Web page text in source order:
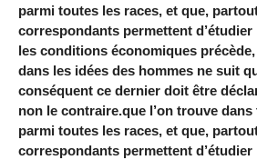
parmi toutes les races, et que,
correspondants permettent
les conditions économiques
dans les idées des hommes ne suit
conséquent ce dernier doit être
non le contraire.que l’on trouve
parmi toutes les races, et que,
correspondants permettent